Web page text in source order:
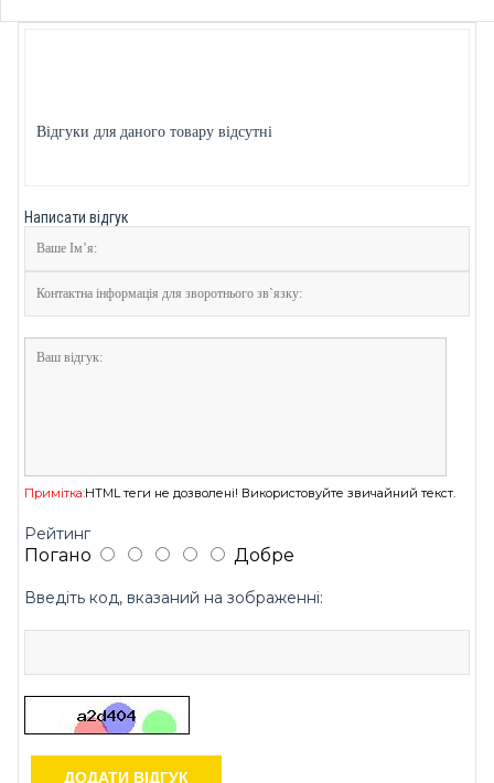
Відгуки для даного товару відсутні
Написати відгук
Примітка:HTML теги не дозволені! Використовуйте звичайний текст.
Рейтинг
Погано Добре
Введіть код, вказаний на зображенні:
ДОДАТИ ВІДГУК